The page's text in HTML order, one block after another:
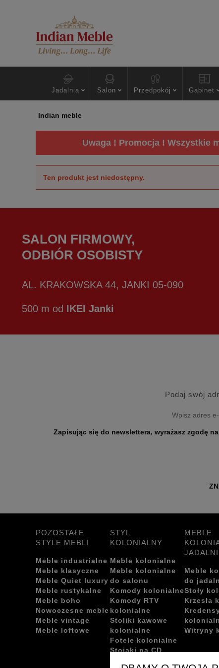
Jadalnia Salon Przedpokój Gabinet
Indian meble
Uwaga ! Promocja ! Wszystkie
Ten produkt jest niedostępny.
SALON FIRMOWY,
ODBIÓR OSOBISTY
AL. KRAKOWSKA 44, JANKI 05-090
500 m od IKEI Janki
Podaj swój
Zapisując się do newslettera, wyrażasz zgodę na przetwarzanie Twoich danych
POZOSTAŁE
STYLE MEBLI
Meble industrialne
Meble klasyczne
Meble Quiet luxury
Meble rustykalne
Meble boho
Nowoczesne meble
Meble vintage
Meble loftowe
STYL
KOLONIALNY
Meble kolonialne
Meble kolonialne
do salonu
Komody kolonialne
Komody RTV
kolonialne
Stoliki kawowe
kolonialne
Fotele kolonialne
Stojaki na CD
MEBLE
JADALNI
Meble
do
Stoły
Krzesła
Witryny